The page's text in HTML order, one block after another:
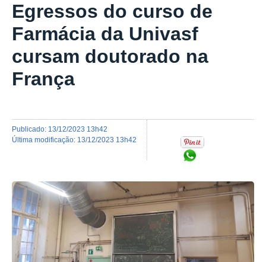
Egressos do curso de
Farmácia da Univasf
cursam doutorado na
França
publicado: 13/12/2023 13h42
última modificação: 13/12/2023 13h42